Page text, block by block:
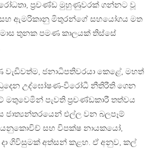
ප‍්‍රචණ්ඩ මුහුණුවරක් ගන්නට වූ
සහ ඇමරිකානු මිතුරන්ගේ සහයෝගය මත
තුනක පමණ කාලයක් තිස්සේ
ජනාධිපතිවරයා කෙළේ, මහත්
උද්ඝෝෂණ-විරෝධී නීතිරීති ගෙන
මතුවෙමින් පැවති ප‍්‍රචණ්ඩකාරී තත්වය
එල්ල වන බලපෑම්
යනුකොවිච් සහ විපක්ෂ නායකයෝ,
දා ගිවිසුමක් අත්සන් කළහ. ඒ අනුව, කල්